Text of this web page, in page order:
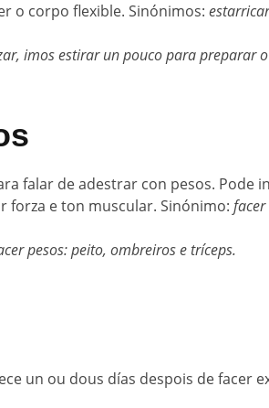
o corpo flexible. Sinónimos:
imos estirar un pouco para preparar
falar de adestrar con pesos. Pode
forza e ton muscular. Sinónimo:
pesos: peito, ombreiros e tríceps.
un ou dous días despois de facer